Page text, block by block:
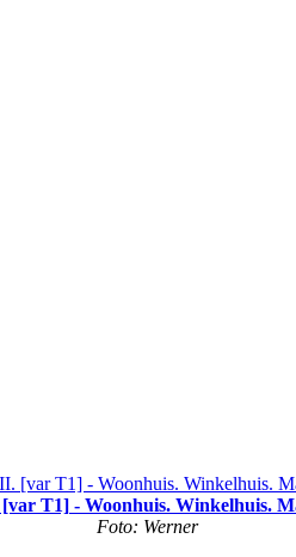
T1] - Woonhuis. Winkelhuis.
Foto: Werner